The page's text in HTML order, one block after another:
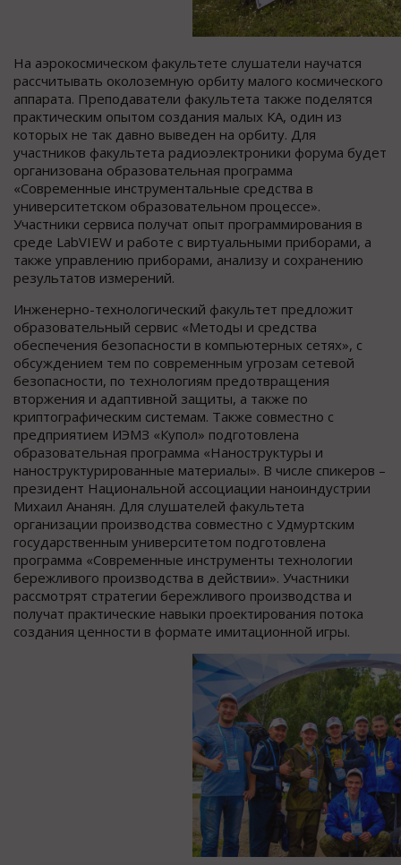
На аэрокосмическом факультете слушатели научатся
рассчитывать околоземную орбиту малого космического
аппарата. Преподаватели факультета также поделятся
практическим опытом создания малых КА, один из
которых не так давно выведен на орбиту. Для
участников факультета радиоэлектроники форума будет
организована образовательная программа
«Современные инструментальные средства в
университетском образовательном процессе».
Участники сервиса получат опыт программирования в
среде LabVIEW и работе с виртуальными приборами, а
также управлению приборами, анализу и сохранению
результатов измерений.
Инженерно-технологический факультет предложит
образовательный сервис «Методы и средства
обеспечения безопасности в компьютерных сетях», с
обсуждением тем по современным угрозам сетевой
безопасности, по технологиям предотвращения
вторжения и адаптивной защиты, а также по
криптографическим системам. Также совместно с
предприятием ИЭМЗ «Купол» подготовлена
образовательная программа «Наноструктуры и
наноструктурированные материалы». В числе спикеров –
президент Национальной ассоциации наноиндустрии
Михаил Ананян. Для слушателей факультета
организации производства совместно с Удмуртским
государственным университетом подготовлена
программа «Современные инструменты технологии
бережливого производства в действии». Участники
рассмотрят стратегии бережливого производства и
получат практические навыки проектирования потока
создания ценности в формате имитационной игры.